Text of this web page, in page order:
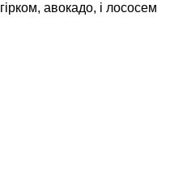
авокадо, і лососем